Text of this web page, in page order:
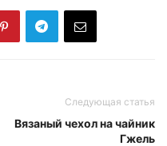
Следующая статья
Вязаный чехол на чайник
Гжель